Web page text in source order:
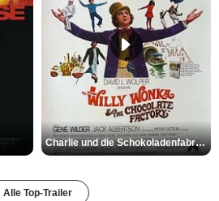
Charlie und die Schokoladenfabrik Trailer OV
Alle Top-Trailer